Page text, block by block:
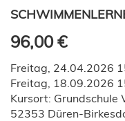
96,00 €
Freitag, 24.04.2026
Freitag, 18.09.2026
Kursort: Grundschule
52353 Düren-